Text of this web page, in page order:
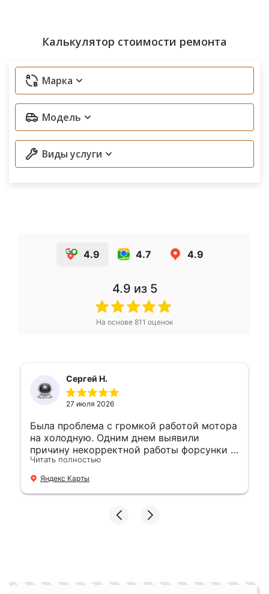
Калькулятор стоимости ремонта
Марка
Модель
Виды услуги
4.9 4.7 4.9
4.9 из 5
На основе 811 оценок
Сергей Н.
27 июля 2026
Была проблема с громкой работой мотора
на холодную. Одним днем выявили
причину некорректной работы форсунки и
устранили. 👍
Читать полностью
Яндекс Карты